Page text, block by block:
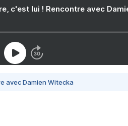
c'est lui ! Rencontre avec
avec Damien Witecka